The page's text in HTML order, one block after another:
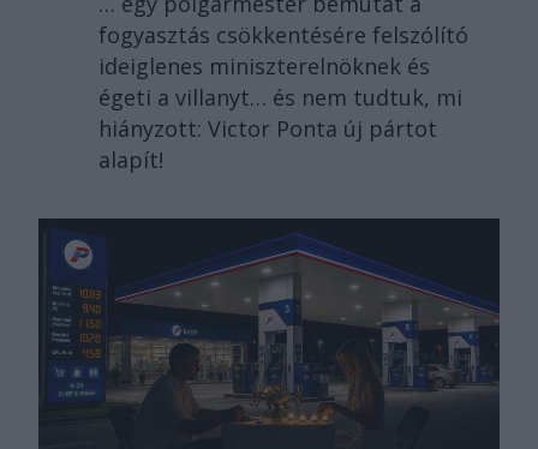
fogyasztás csökkentésére felszólító
ideiglenes miniszterelnöknek és
égeti a villanyt… és nem tudtuk, mi
hiányzott: Victor Ponta új pártot
alapít!